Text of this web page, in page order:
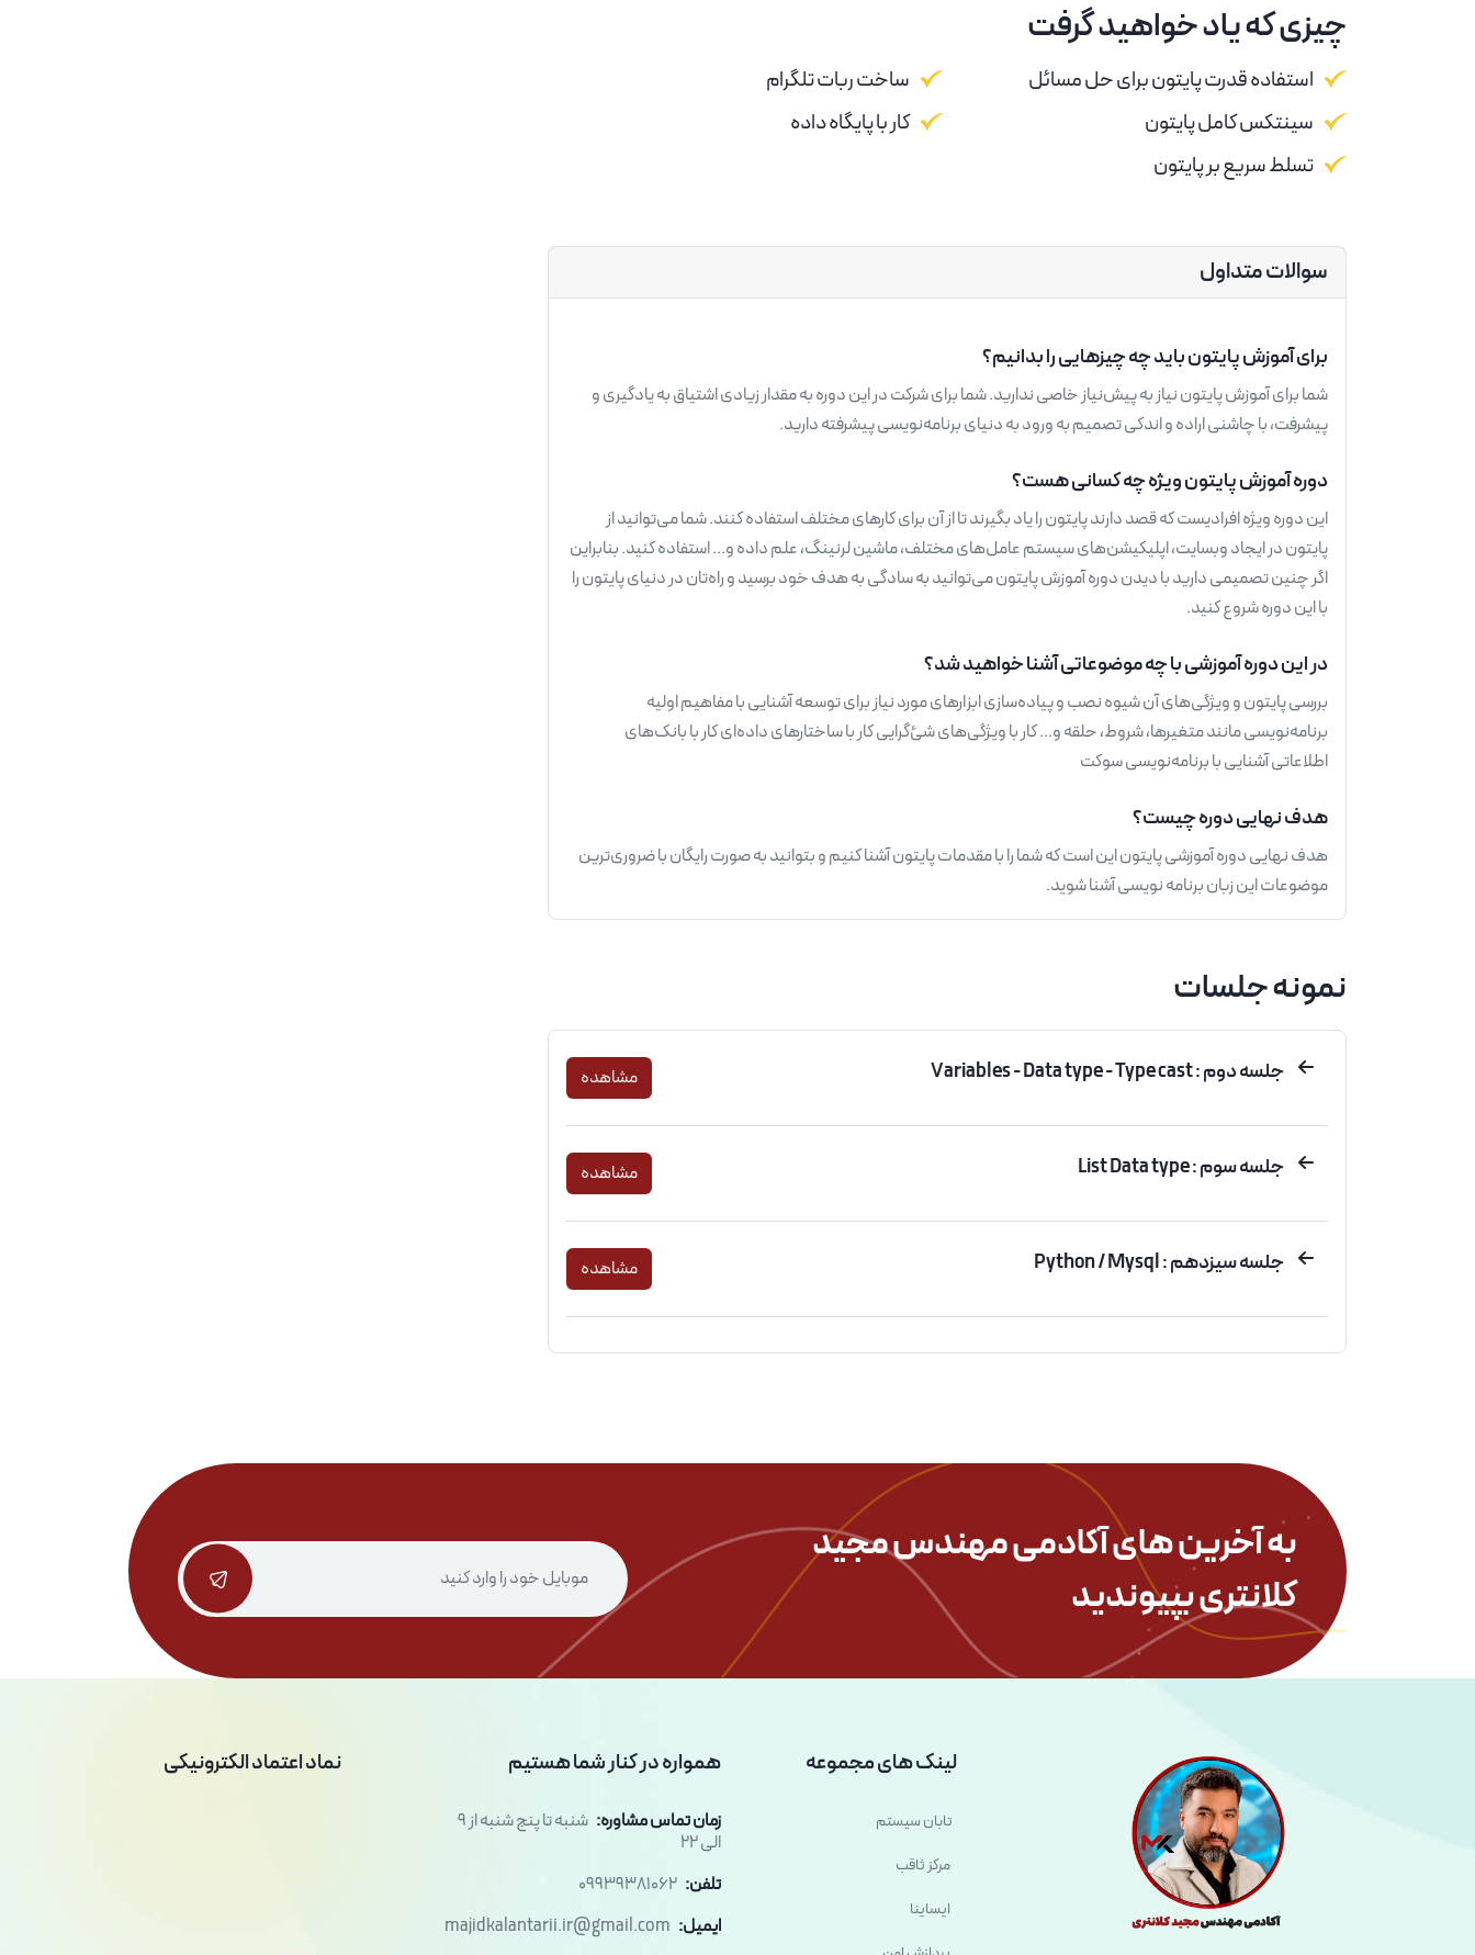
چیزی که یاد خواهید گرفت
استفاده قدرت پایتون برای حل مسائل
سینتکس کامل پایتون
تسلط سریع بر پایتون
ساخت ربات تلگرام
کار با پایگاه داده
سوالات متداول
برای آموزش پایتون باید چه چیزهایی را بدانیم؟
شما برای آموزش پایتون نیاز به پیش‌نیاز خاصی ندارید. شما برای شرکت در این دوره به مقدار زیادی اشتیاق به یادگیری و
پیشرفت، با چاشنی اراده و اندکی تصمیم به ورود به دنیای برنامه‌نویسی پیشرفته دارید.
دوره آموزش پایتون ویژه چه کسانی هست؟
این دوره ویژه افرادیست که قصد دارند پایتون را یاد بگیرند تا از آن برای کارهای مختلف استفاده کنند. شما می‌توانید از
پایتون در ایجاد وبسایت، اپلیکیشن‌های سیستم‌ عامل‌های مختلف، ماشین لرنینگ، علم داده و... استفاده کنید. بنابراین
اگر چنین تصمیمی دارید با دیدن دوره آموزش‌ پایتون می‌توانید به سادگی به هدف خود برسید و راه‌تان در دنیای پایتون را
با این دوره شروع کنید.
در این دوره آموزشی با چه موضوعاتی آشنا خواهید شد؟
بررسی پایتون و ویژگی‌های آن شیوه نصب و پیاده‌سازی ابزارهای مورد نیاز برای توسعه آشنایی با مفاهیم اولیه
برنامه‌نویسی مانند متغیرها، شروط، حلقه و... کار با ویژگی‌های شئ‌گرایی کار با ساختارهای داده‌ای کار با بانک‌های
اطلاعاتی آشنایی با برنامه‌نویسی سوکت
هدف نهایی دوره چیست؟
هدف نهایی دوره آموزشی پایتون این است که شما را با مقدمات پایتون آشنا کنیم و بتوانید به صورت رایگان با ضروری‌ترین
موضوعات این زبان برنامه نویسی آشنا شوید.
نمونه جلسات
جلسه دوم : Variables - Data type - Type cast مشاهده
جلسه سوم : List Data type مشاهده
جلسه سیزدهم : Python / Mysql مشاهده
به آخرین های آکادمیمهندس مجید
کلانتری بپیوندید
لینک های مجموعه
تابان سیستم
مرکز ثاقب
ایساینا
همواره در کنار شما هستیم
زمان تماس مشاوره:
شنبه تا پنج شنبه از 9
الی 22
تلفن: 09939381062
ایمیل: majidkalantarii.ir@gmail.com
نماد اعتماد الکترونیکی